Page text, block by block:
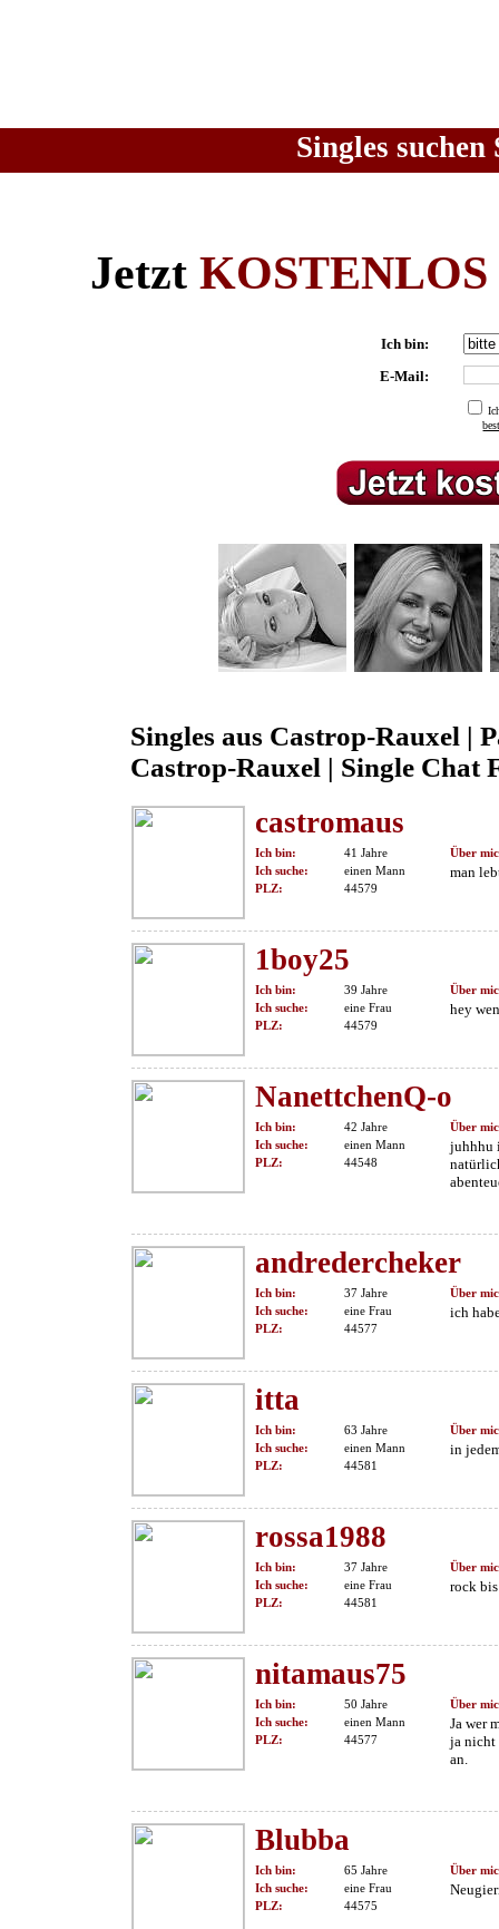
Singles
Jetzt KOSTENLOS
Ich bin:
E-Mail:
Singles aus Castrop-Rauxel |
Castrop-Rauxel | Single Chat
castromaus
Ich bin:
41 Jahre
Ich suche:
einen Mann
PLZ:
44579
Über
man
1boy25
Ich bin:
39 Jahre
Ich suche:
eine Frau
PLZ:
44579
Über
hey
NanettchenQ-o
Ich bin:
42 Jahre
Ich suche:
einen Mann
PLZ:
44548
Über
juhhhu
andredercheker
Ich bin:
37 Jahre
Ich suche:
eine Frau
PLZ:
44577
Über
ich
itta
Ich bin:
63 Jahre
Ich suche:
einen Mann
PLZ:
44581
Über
in
rossa1988
Ich bin:
37 Jahre
Ich suche:
eine Frau
PLZ:
44581
Über
rock
nitamaus75
Ich bin:
50 Jahre
Ich suche:
einen Mann
PLZ:
44577
Über
Ja wer
ja nicht
an.
Blubba
Ich bin:
65 Jahre
Ich suche:
eine Frau
PLZ:
44575
Über